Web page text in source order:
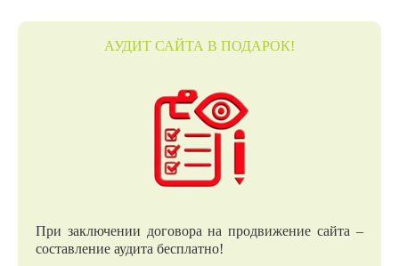
АУДИТ САЙТА В ПОДАРОК!
При заключении договора на продвижение сайта –
составление аудита бесплатно!